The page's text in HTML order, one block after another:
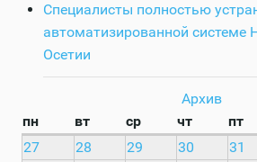
Специалисты полностью
автоматизированной
Осетии
Архив
пн
вт ср чт пт
27
28 29 30 31